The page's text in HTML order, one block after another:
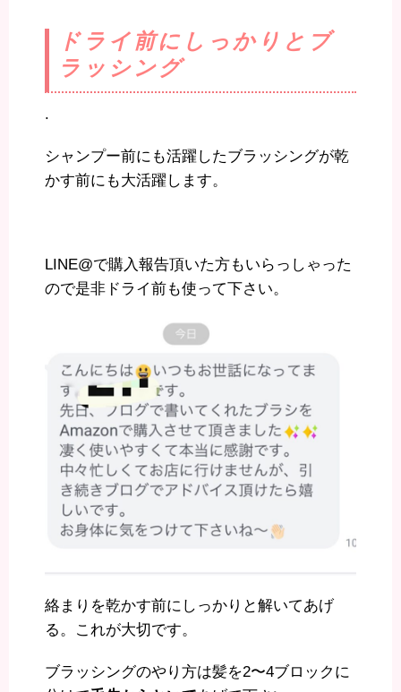
ドライ前にしっかりとブ
ラッシング
.
シャンプー前にも活躍したブラッシングが乾
かす前にも大活躍します。
LINE@で購入報告頂いた方もいらっしゃった
ので是非ドライ前も使って下さい。
絡まりを乾かす前にしっかりと解いてあげ
る。これが大切です。
ブラッシングのやり方は髪を2〜4ブロックに